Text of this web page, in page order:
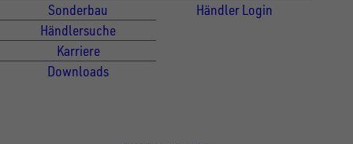
Sonderbau
Händlersuche
Karriere
Downloads
Händler Login